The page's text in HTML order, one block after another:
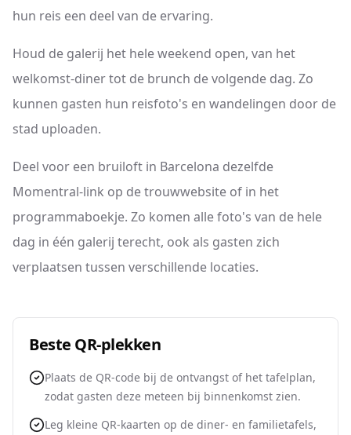
hun reis een deel van de ervaring.
Houd de galerij het hele weekend open, van het
welkomst-diner tot de brunch de volgende dag. Zo
kunnen gasten hun reisfoto's en wandelingen door de
stad uploaden.
Deel voor een bruiloft in Barcelona dezelfde
Momentral-link op de trouwwebsite of in het
programmaboekje. Zo komen alle foto's van de hele
dag in één galerij terecht, ook als gasten zich
verplaatsen tussen verschillende locaties.
Beste QR-plekken
Plaats de QR-code bij de ontvangst of het tafelplan,
zodat gasten deze meteen bij binnenkomst zien.
Leg kleine QR-kaarten op de diner- en familietafels,